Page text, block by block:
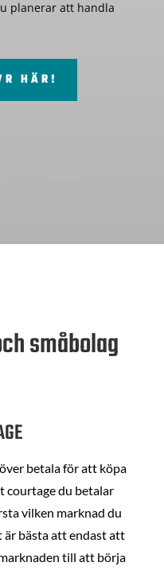
planerar att handla
HÄR!
småbolag
betala för att köpa
courtage du betalar
vilken marknad du
är bästa att endast att
till att börja